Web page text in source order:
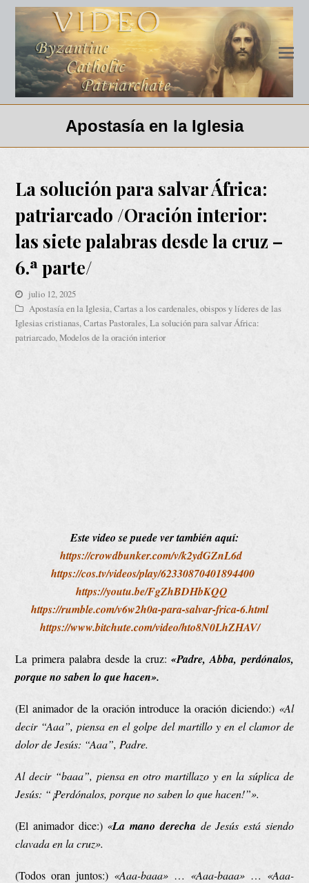
Apostasía en la Iglesia
La solución para salvar África:
patriarcado /Oración interior:
las siete palabras desde la cruz –
6.ª parte/
julio 12, 2025
Apostasía en la Iglesia,Cartas a los cardenales, obispos y líderes de las
Iglesias cristianas,Cartas Pastorales,La solución para salvar África:
patriarcado,Modelos de la oración interior
Este video se puede ver también aquí:
https://crowdbunker.com/v/k2ydGZnL6d
https://cos.tv/videos/play/62330870401894400
https://youtu.be/FgZhBDHbKQQ
https://rumble.com/v6w2h0a-para-salvar-frica-6.html
https://www.bitchute.com/video/hto8N0LhZHAV/
La primera palabra desde la cruz:«Padre, Abba, perdónalos,
porque no saben lo que hacen».
(El animador de la oración introduce la oración diciendo:) «Al
decir “Aaa”, piensa en el golpe del martillo y en el clamor de
dolor de Jesús: “Aaa”, Padre.
Al decir “baaa”, piensa en otro martillazo y en la súplica de
Jesús: “¡Perdónalos, porque no saben lo que hacen!”».
(El animador dice:) «La mano derecha de Jesús está siendo
clavada en la cruz».
(Todos oran juntos:) «Aaa-baaa» … «Aaa-baaa» … «Aaa-